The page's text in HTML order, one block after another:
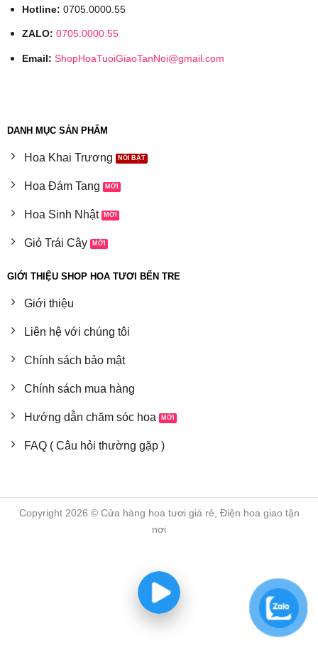
Hotline: 0705.0000.55
ZALO: 0705.0000.55
Email: ShopHoaTuoiGiaoTanNoi@gmail.com
DANH MỤC SẢN PHẨM
Hoa Khai Trương
Hoa Đám Tang
Hoa Sinh Nhật
Giỏ Trái Cây
GIỚI THIỆU SHOP HOA TƯƠI BẾN TRE
Giới thiệu
Liên hệ với chúng tôi
Chính sách bảo mật
Chính sách mua hàng
Hướng dẫn chăm sóc hoa
FAQ ( Câu hỏi thường gặp )
Copyright 2026 © Cửa hàng hoa tươi giá rẻ, Điện hoa giao tận
nơi